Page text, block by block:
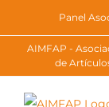
to
content
Panel
AIMFAP -
de